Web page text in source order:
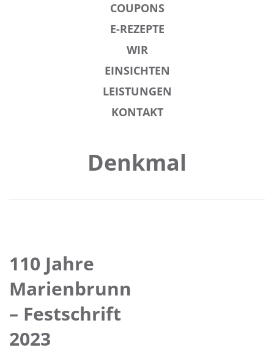
COUPONS
E-REZEPTE
WIR
EINSICHTEN
LEISTUNGEN
KONTAKT
Denkmal
110 Jahre
Marienbrunn
– Festschrift
2023